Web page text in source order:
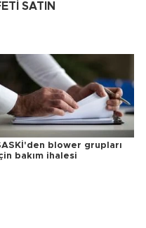
SATIN
blower grupları
bakım ihalesi